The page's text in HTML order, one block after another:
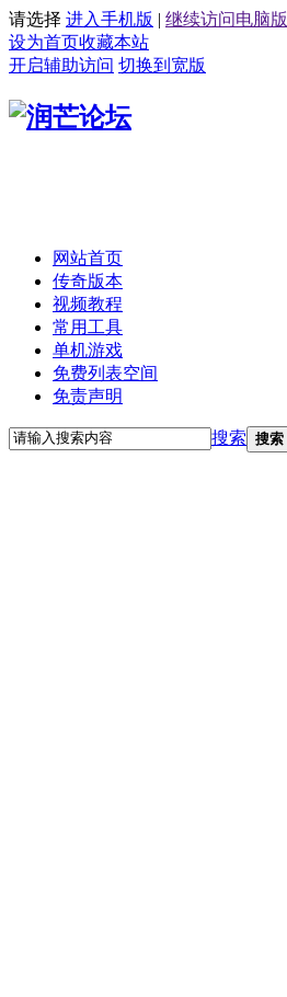
请选择 进入手机版 | 继续访问电脑版
设为首页收藏本站
开启辅助访问 切换到宽版
网站首页
传奇版本
视频教程
常用工具
单机游戏
免费列表空间
免责声明
搜索 搜索